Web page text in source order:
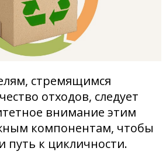
стремящимся
отходов, следует
внимание этим
компонентам, чтобы
путь к цикличности.